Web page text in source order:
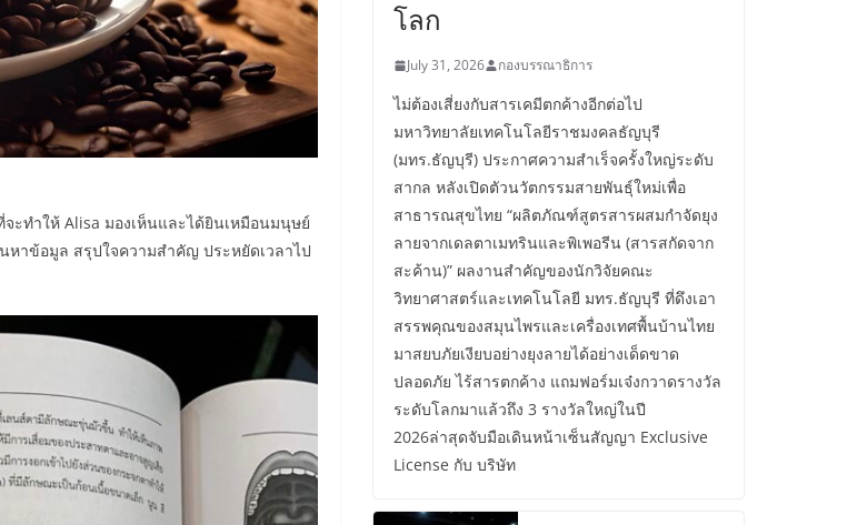
ะทำให้ Alisa มองเห็นและได้ยินเหมือนมนุษย์
าข้อมูล สรุปใจความสำคัญ ประหยัดเวลาไป
โลก
July 31, 2026 กองบรรณาธิการ
ไม่ต้องเสี่ยงกับสารเคมีตกค้างอีกต่อไป
มหาวิทยาลัยเทคโนโลยีราชมงคลธัญบุรี
(มทร.ธัญบุรี) ประกาศความสำเร็จครั้งใหญ่ระดับ
สากล หลังเปิดตัวนวัตกรรมสายพันธุ์ใหม่เพื่อ
สาธารณสุขไทย “ผลิตภัณฑ์สูตรสารผสมกำจัดยุง
ลายจากเดลตาเมทรินและพิเพอรีน (สารสกัดจาก
สะค้าน)” ผลงานสำคัญของนักวิจัยคณะ
วิทยาศาสตร์และเทคโนโลยี มทร.ธัญบุรี ที่ดึงเอา
สรรพคุณของสมุนไพรและเครื่องเทศพื้นบ้านไทย
มาสยบภัยเงียบอย่างยุงลายได้อย่างเด็ดขาด
ปลอดภัย ไร้สารตกค้าง แถมฟอร์มเจ๋งกวาดรางวัล
ระดับโลกมาแล้วถึง 3 รางวัลใหญ่ในปี
2026ล่าสุดจับมือเดินหน้าเซ็นสัญญา Exclusive
License กับ บริษัท